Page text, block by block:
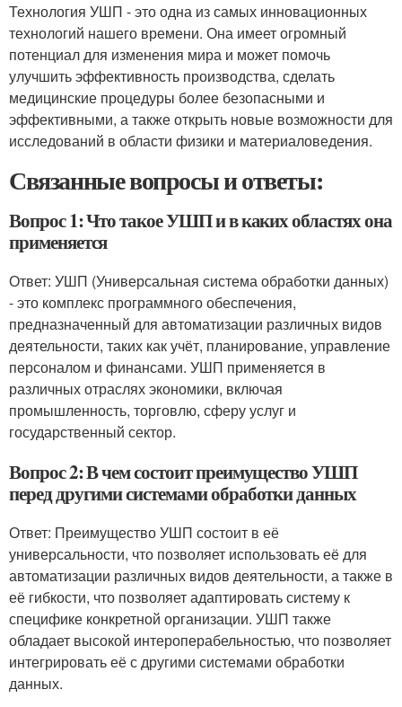
Технология УШП - это одна из самых инновационных
технологий нашего времени. Она имеет огромный
потенциал для изменения мира и может помочь
улучшить эффективность производства, сделать
медицинские процедуры более безопасными и
эффективными, а также открыть новые возможности для
исследований в области физики и материаловедения.
Связанные вопросы и ответы:
Вопрос 1: Что такое УШП и в каких областях она
применяется
Ответ: УШП (Универсальная система обработки данных)
- это комплекс программного обеспечения,
предназначенный для автоматизации различных видов
деятельности, таких как учёт, планирование, управление
персоналом и финансами. УШП применяется в
различных отраслях экономики, включая
промышленность, торговлю, сферу услуг и
государственный сектор.
Вопрос 2: В чем состоит преимущество УШП
перед другими системами обработки данных
Ответ: Преимущество УШП состоит в её
универсальности, что позволяет использовать её для
автоматизации различных видов деятельности, а также в
её гибкости, что позволяет адаптировать систему к
специфике конкретной организации. УШП также
обладает высокой интероперабельностью, что позволяет
интегрировать её с другими системами обработки
данных.